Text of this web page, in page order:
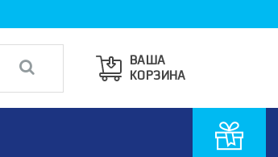
ВАША
КОРЗИНА